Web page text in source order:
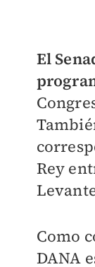
El
Rey
Como
DANA